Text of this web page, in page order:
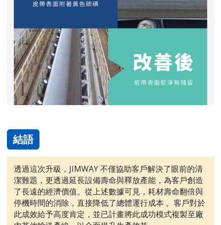
結語
透過這次升級，JIMWAY 不僅協助客戶解決了眼前的清
潔難題，更透過延長設備壽命與釋放產能，為客戶創造
了長遠的經濟價值。從上述數據可見，耗材壽命翻倍與
停機時間的消除，直接降低了總體運行成本 。客戶對於
此成效給予高度肯定，並已計畫將此成功模式複製至廠